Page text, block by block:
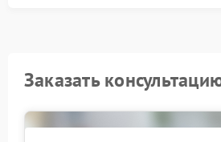
Заказать